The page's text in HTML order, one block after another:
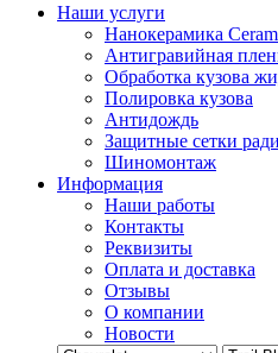
Наши услуги
Нанокерамика
Антигравийная
Обработка кузова
Полировка кузова
Антидождь
Защитные сетки
Шиномонтаж
Информация
Наши работы
Контакты
Реквизиты
Оплата и доставка
Отзывы
О компании
Новости